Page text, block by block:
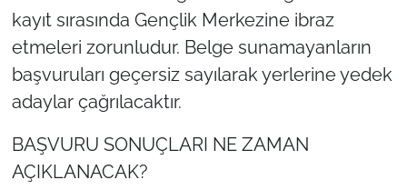
kayıt sırasında Gençlik Merkezine ibraz
etmeleri zorunludur. Belge sunamayanların
başvuruları geçersiz sayılarak yerlerine yedek
adaylar çağrılacaktır.
BAŞVURU SONUÇLARI NE ZAMAN
AÇIKLANACAK?